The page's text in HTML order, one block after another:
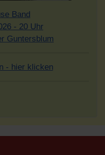
Band
- 20 Uhr
Guntersblum
- hier klicken